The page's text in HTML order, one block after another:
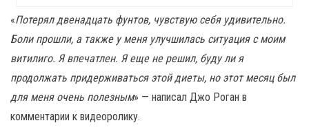
«Потерял двенадцать фунтов, чувствую себя удивительно.
Боли прошли, а также у меня улучшилась ситуация с моим
витилиго. Я впечатлен. Я еще не решил, буду ли я
продолжать придерживаться этой диеты, но этот месяц был
для меня очень полезным» — написал Джо Роган в
комментарии к видеоролику.